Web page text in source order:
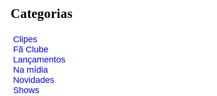
Categorias
Clipes
Fã Clube
Lançamentos
Na mídia
Novidades
Shows